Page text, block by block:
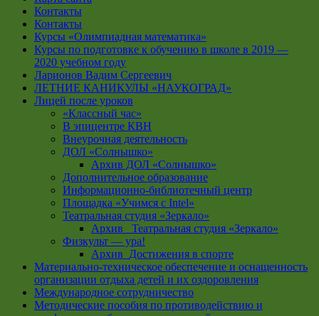
Контакты
Контакты
Курсы «Олимпиадная математика»
Курсы по подготовке к обучению в школе в 2019 —
2020 учебном году
Ларионов Вадим Сергеевич
ЛЕТНИЕ КАНИКУЛЫ «НАУКОГРАД»
Лицей после уроков
«Классный час»
В эпицентре КВН
Внеурочная деятельность
ДОЛ «Солнышко»
Архив ДОЛ «Солнышко»
Дополнительное образование
Информационно-библиотечный центр
Площадка «Учимся с Intel»
Театральная студия «Зеркало»
Архив _Театральная студия «Зеркало»
Физкульт — ура!
Архив_Достижения в спорте
Материально-техническое обеспечение и оснащенность
организации отдыха детей и их оздоровления
Международное сотрудничество
Методические пособия по противодействию и